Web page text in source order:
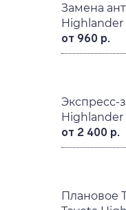
Замена
Highlander
от 960 р.
Экспресс-
Highlander
от 2 400 р.
Плановое